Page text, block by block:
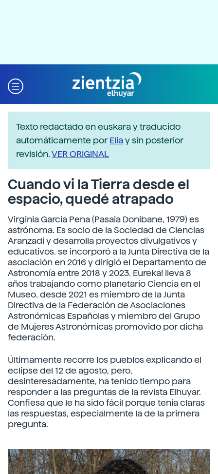
Texto redactado en euskara y traducido
automáticamente porEliay sin posterior
revisión.VER ORIGINAL
Cuando vi la Tierra desde el
espacio, quedé atrapado
Virginia García Pena (Pasaia Donibane, 1979) es
astrónoma. Es socio de la Sociedad de Ciencias
Aranzadi y desarrolla proyectos divulgativos y
educativos. se incorporó a la Junta Directiva de la
asociación en 2016 y dirigió el Departamento de
Astronomía entre 2018 y 2023. Eureka! lleva 8
años trabajando como planetario Ciencia en el
Museo. desde 2021 es miembro de la Junta
Directiva de la Federación de Asociaciones
Astronómicas Españolas y miembro del Grupo
de Mujeres Astronómicas promovido por dicha
federación.
Últimamente recorre los pueblos explicando el
eclipse del 12 de agosto, pero,
desinteresadamente, ha tenido tiempo para
responder a las preguntas de la revista Elhuyar.
Confiesa que le ha sido fácil porque tenía claras
las respuestas, especialmente la de la primera
pregunta.